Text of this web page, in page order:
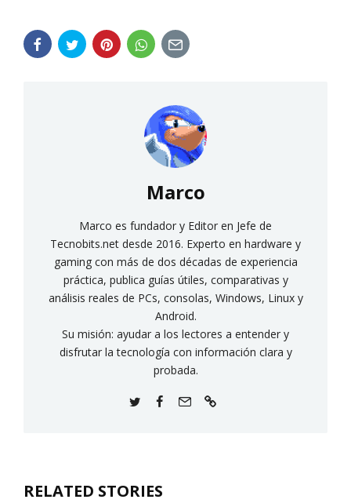
Marco
Marco es fundador y Editor en Jefe de
Tecnobits.net desde 2016. Experto en hardware y
gaming con más de dos décadas de experiencia
práctica, publica guías útiles, comparativas y
análisis reales de PCs, consolas, Windows, Linux y
Android.
Su misión: ayudar a los lectores a entender y
disfrutar la tecnología con información clara y
probada.
RELATED STORIES